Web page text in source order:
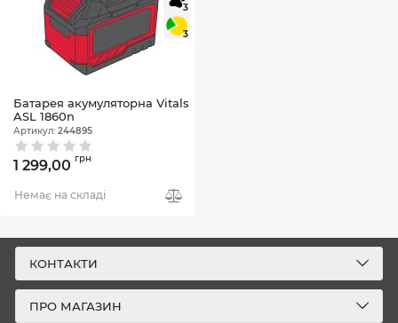
3
3
Батарея акумуляторна Vitals
ASL 1860n
Артикул: 244895
1 299,00 грн
Немає на складі
КОНТАКТИ
ПРО МАГАЗИН